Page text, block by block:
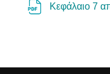
Κεφάλαιο 7